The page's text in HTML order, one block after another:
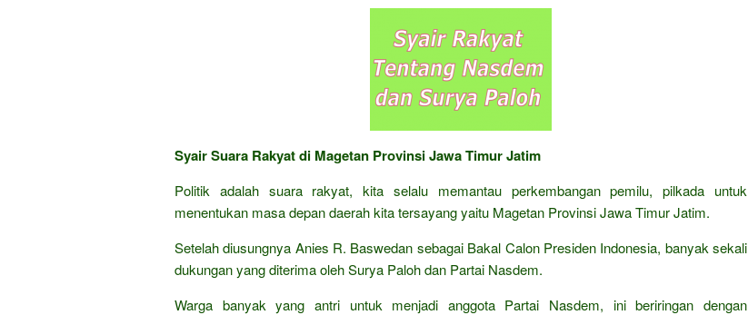
Syair Suara Rakyat di Magetan Provinsi Jawa Timur Jatim
Politik adalah suara rakyat, kita selalu memantau perkembangan pemilu, pilkada untuk
menentukan masa depan daerah kita tersayang yaitu Magetan Provinsi Jawa Timur Jatim.
Setelah diusungnya Anies R. Baswedan sebagai Bakal Calon Presiden Indonesia, banyak sekali
dukungan yang diterima oleh Surya Paloh dan Partai Nasdem.
Warga banyak yang antri untuk menjadi anggota Partai Nasdem, ini beriringan dengan